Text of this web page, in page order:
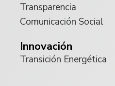
Transparencia
Comunicación Social
Innovación
Transición Energética